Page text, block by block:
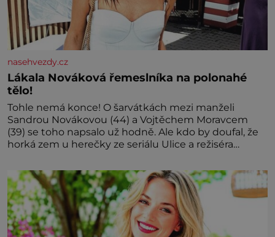
nasehvezdy.cz
Lákala Nováková řemeslníka na polonahé
tělo!
Tohle nemá konce! O šarvátkách mezi manželi
Sandrou Novákovou (44) a Vojtěchem Moravcem
(39) se toho napsalo už hodně. Ale kdo by doufal, že
horká zem u herečky ze seriálu Ulice a režiséra